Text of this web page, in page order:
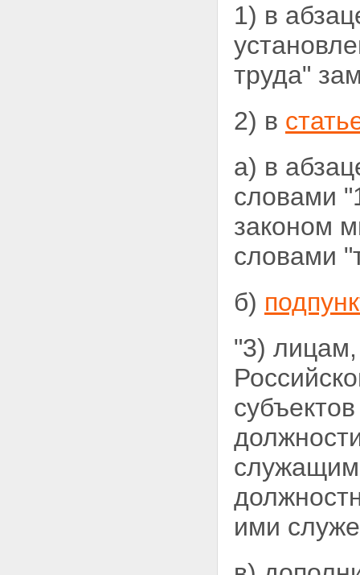
1) в
труда"
2) в
а) в
словами
законом
словами
б)
"3)
ими